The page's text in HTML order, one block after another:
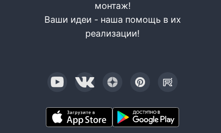
монтаж!
Ваши идеи - наша помощь в их
реализации!